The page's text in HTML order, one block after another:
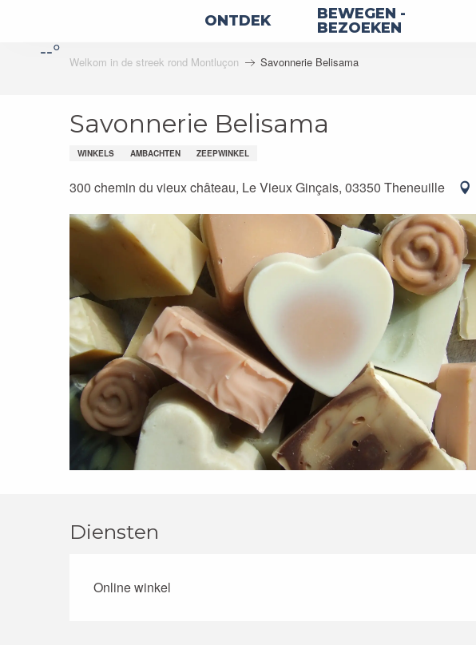
contenu--°
ONTDEK
BEWEGEN -
BEZOEKEN
Welkom in de streek rond Montluçon Savonnerie Belisama
Savonnerie Belisama
WINKELS AMBACHTEN ZEEPWINKEL
300 chemin du vieux château, Le Vieux Ginçais, 03350 Theneuille
Diensten
Online winkel